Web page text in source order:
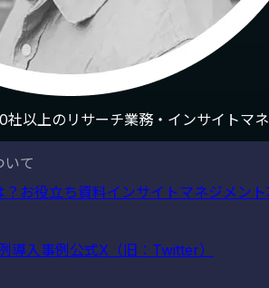
社以上のリサーチ業務・インサイトマ
いて
お役立ち資料インサイトマネジメン
導入事例 公式X（旧：Twitter）